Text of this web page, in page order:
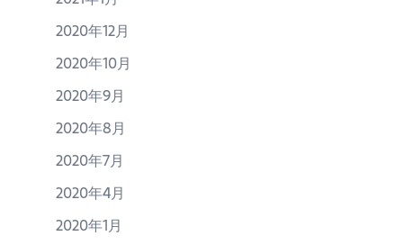
2020年12月
2020年10月
2020年9月
2020年8月
2020年7月
2020年4月
2020年1月